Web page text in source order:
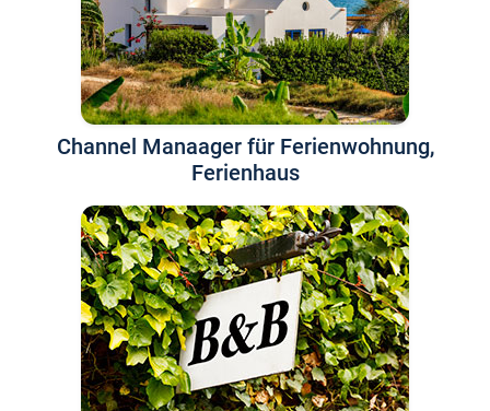
Channel Manaager für Ferienwohnung,
Ferienhaus